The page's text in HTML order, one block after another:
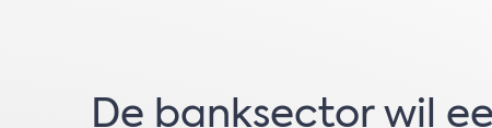
De banksector wil